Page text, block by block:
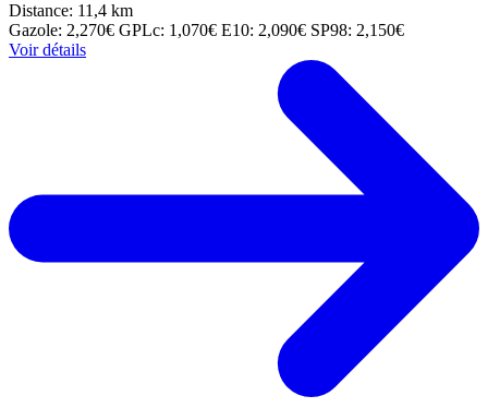
Distance: 11,4 km
Gazole: 2,270€ GPLc: 1,070€ E10: 2,090€ SP98: 2,150€
Voir détails